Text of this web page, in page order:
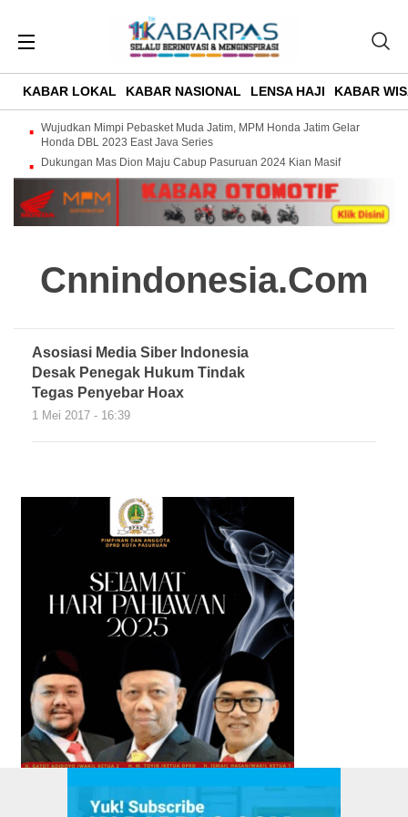
KABAR LOKAL KABAR NASIONAL LENSA HAJI KABAR
Wujudkan Mimpi Pebasket Muda Jatim, MPM Honda Jatim Gelar
Honda DBL 2023 East Java Series
Dukungan Mas Dion Maju Cabup Pasuruan 2024 Kian Masif
Cnnindonesia.com
Asosiasi Media Siber Indonesia
Desak Penegak Hukum Tindak
Tegas Penyebar Hoax
1 Mei 2017 - 16:39